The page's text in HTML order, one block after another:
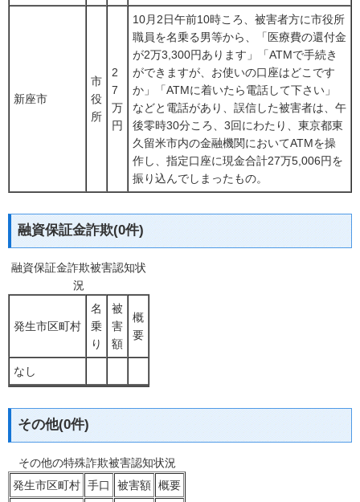
新座市
市
役
所
2
7
万
円
10月2日午前10時ころ、被害者方に市役所
職員を名乗る男等から、「医療費の還付金
が2万3,300円あります」「ATMで手続き
ができますが、お使いの口座はどこです
か」「ATMに着いたら電話して下さい」
などと電話があり、誤信した被害者は、午
後零時30分ころ、3回にわたり、東京都東
久留米市内の金融機関においてATMを操
作し、指定口座に現金合計27万5,006円を
振り込んでしまったもの。
融資保証金詐欺(0件)
融資保証金詐欺被害認知状
況
発生市区町村
名
乗
り
被
害
額
概
要
なし
その他(0件)
発生市区町村 手口 被害額 概要
その他の特殊詐欺被害認知状況